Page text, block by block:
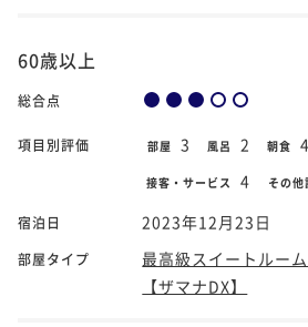
60歳以上
総合点
項目別評価 部屋 3 風呂 2 朝食 4
接客・サービス 4 その他
宿泊日 2023年12月23日
部屋タイプ
最高級スイートルー
【ザマナDX】